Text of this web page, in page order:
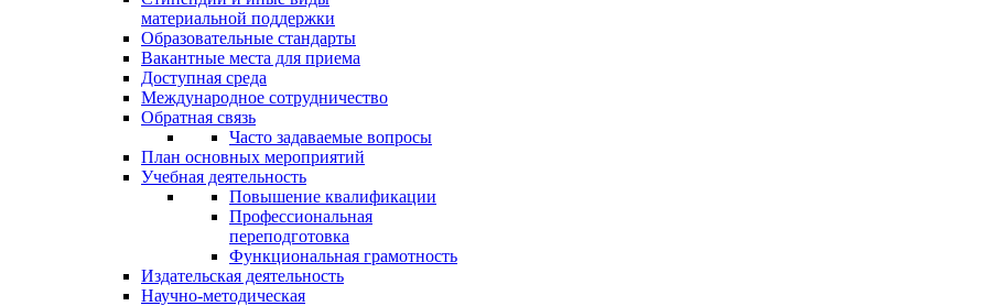
материальной поддержки
Образовательные стандарты
Вакантные места для приема
Доступная среда
Международное сотрудничество
Обратная связь
Часто задаваемые вопросы
План основных мероприятий
Учебная деятельность
Повышение квалификации
Профессиональная
переподготовка
Функциональная грамотность
Издательская деятельность
Научно-методическая